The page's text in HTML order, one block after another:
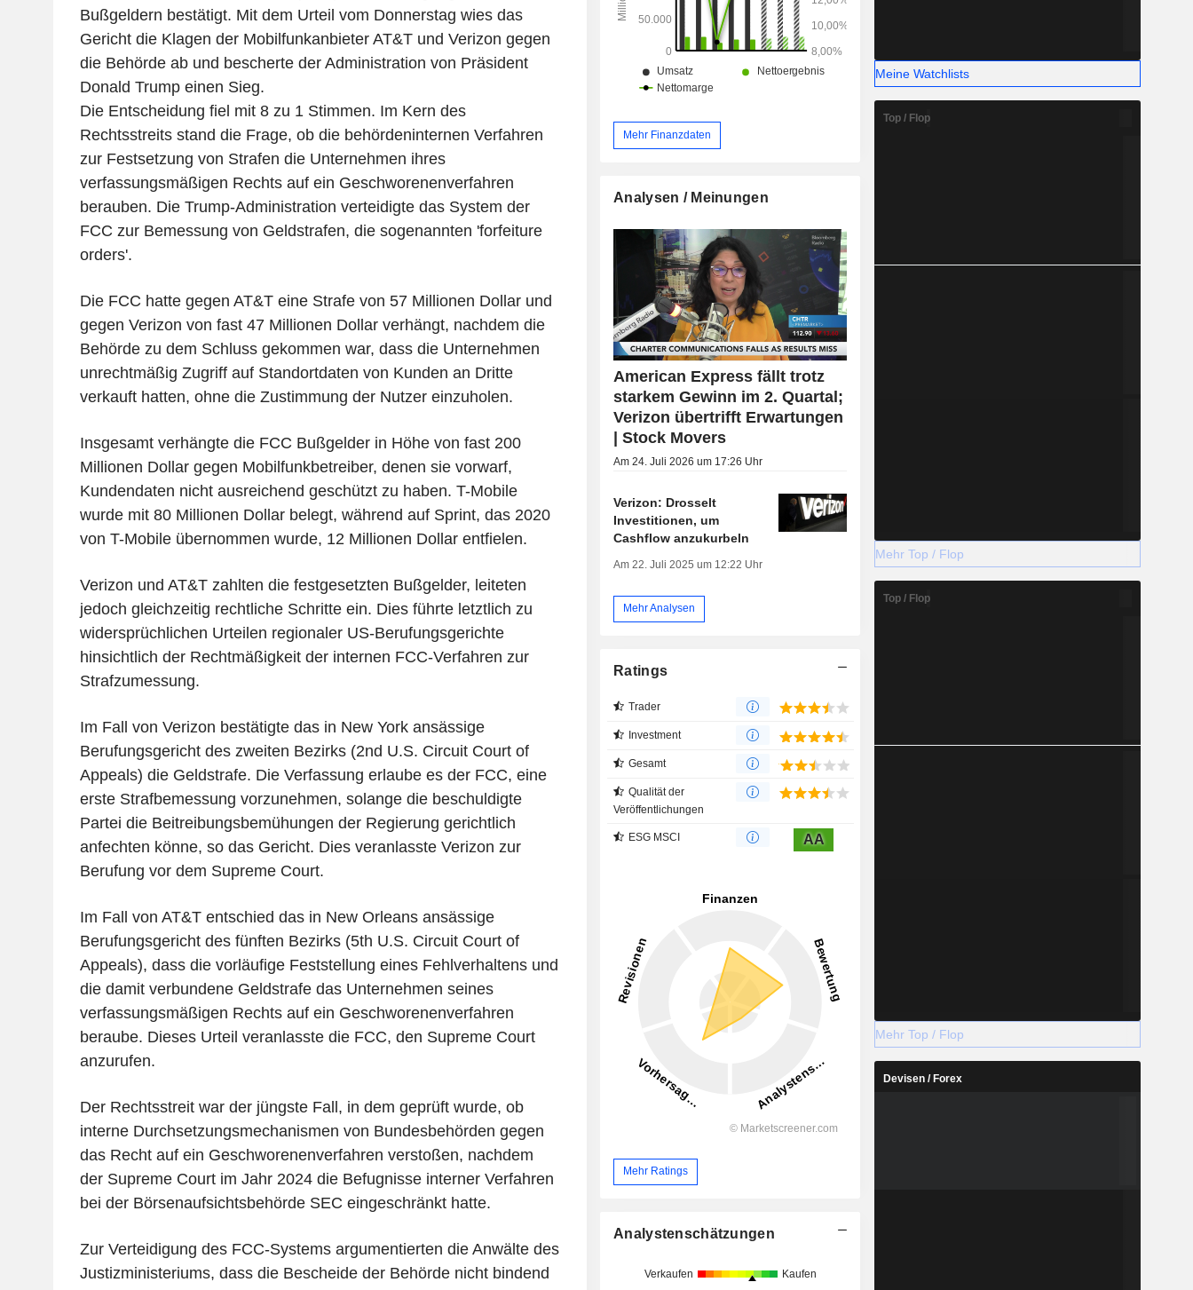
Bußgeldern bestätigt. Mit dem Urteil vom Donnerstag wies das
Gericht die Klagen der Mobilfunkanbieter AT&T und Verizon gegen
die Behörde ab und bescherte der Administration von Präsident
Donald Trump einen Sieg.
Die Entscheidung fiel mit 8 zu 1 Stimmen. Im Kern des
Rechtsstreits stand die Frage, ob die behördeninternen Verfahren
zur Festsetzung von Strafen die Unternehmen ihres
verfassungsmäßigen Rechts auf ein Geschworenenverfahren
berauben. Die Trump-Administration verteidigte das System der
FCC zur Bemessung von Geldstrafen, die sogenannten 'forfeiture
orders'.
Die FCC hatte gegen AT&T eine Strafe von 57 Millionen Dollar und
gegen Verizon von fast 47 Millionen Dollar verhängt, nachdem die
Behörde zu dem Schluss gekommen war, dass die Unternehmen
unrechtmäßig Zugriff auf Standortdaten von Kunden an Dritte
verkauft hatten, ohne die Zustimmung der Nutzer einzuholen.
Insgesamt verhängte die FCC Bußgelder in Höhe von fast 200
Millionen Dollar gegen Mobilfunkbetreiber, denen sie vorwarf,
Kundendaten nicht ausreichend geschützt zu haben. T-Mobile
wurde mit 80 Millionen Dollar belegt, während auf Sprint, das 2020
von T-Mobile übernommen wurde, 12 Millionen Dollar entfielen.
Verizon und AT&T zahlten die festgesetzten Bußgelder, leiteten
jedoch gleichzeitig rechtliche Schritte ein. Dies führte letztlich zu
widersprüchlichen Urteilen regionaler US-Berufungsgerichte
hinsichtlich der Rechtmäßigkeit der internen FCC-Verfahren zur
Strafzumessung.
Im Fall von Verizon bestätigte das in New York ansässige
Berufungsgericht des zweiten Bezirks (2nd U.S. Circuit Court of
Appeals) die Geldstrafe. Die Verfassung erlaube es der FCC, eine
erste Strafbemessung vorzunehmen, solange die beschuldigte
Partei die Beitreibungsbemühungen der Regierung gerichtlich
anfechten könne, so das Gericht. Dies veranlasste Verizon zur
Berufung vor dem Supreme Court.
Im Fall von AT&T entschied das in New Orleans ansässige
Berufungsgericht des fünften Bezirks (5th U.S. Circuit Court of
Appeals), dass die vorläufige Feststellung eines Fehlverhaltens und
die damit verbundene Geldstrafe das Unternehmen seines
verfassungsmäßigen Rechts auf ein Geschworenenverfahren
beraube. Dieses Urteil veranlasste die FCC, den Supreme Court
anzurufen.
Der Rechtsstreit war der jüngste Fall, in dem geprüft wurde, ob
interne Durchsetzungsmechanismen von Bundesbehörden gegen
das Recht auf ein Geschworenenverfahren verstoßen, nachdem
der Supreme Court im Jahr 2024 die Befugnisse interner Verfahren
bei der Börsenaufsichtsbehörde SEC eingeschränkt hatte.
Zur Verteidigung des FCC-Systems argumentierten die Anwälte des
Justizministeriums, dass die Bescheide der Behörde nicht bindend
Mehr Finanzdaten
Analysen / Meinungen
American Express fällt trotz
starkem Gewinn im 2. Quartal;
Verizon übertrifft Erwartungen
| Stock Movers
Am 24. Juli 2026 um 17:26 Uhr
Verizon: Drosselt
Investitionen, um
Cashflow anzukurbeln
Am 22. Juli 2025 um 12:22 Uhr
Mehr Analysen
Ratings
Trader
Investment
Gesamt
Qualität der
Veröffentlichungen
ESG MSCI AA
Mehr Ratings
Analystenschätzungen
Verkaufen Kaufen
Meine Watchlists
Top / Flop
Mehr Top / Flop
Top / Flop
Mehr Top / Flop
Devisen / Forex